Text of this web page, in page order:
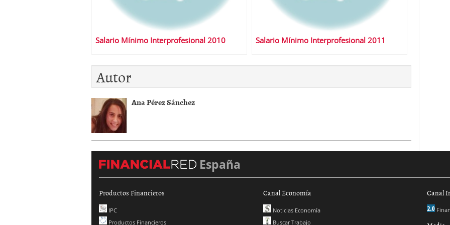
Salario Mínimo Interprofesional 2010 Salario Mínimo Interprofesional 2011
Autor
Ana Pérez Sánchez
España
Productos Financieros
IPC
Productos Financieros
Canal Economía
Noticias Economía
Buscar Trabajo
Canal